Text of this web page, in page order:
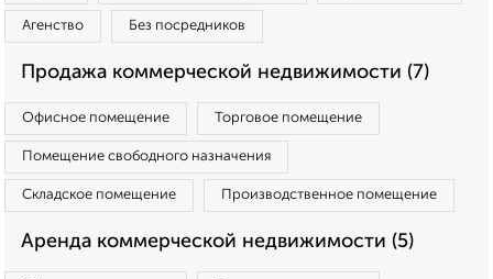
Агенство Без посредников
Продажа коммерческой недвижимости (7)
Офисное помещение Торговое помещение
Помещение свободного назначения
Складское помещение Производственное помещение
Аренда коммерческой недвижимости (5)